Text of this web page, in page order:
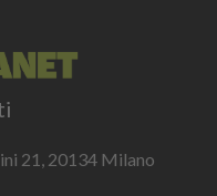
21, 20134 Milano